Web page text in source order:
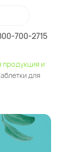
700-2715
и
для